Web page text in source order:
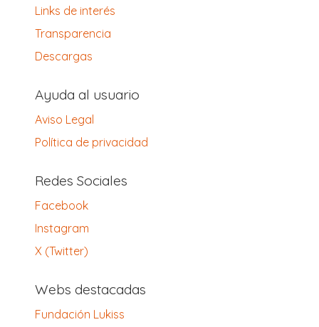
Links de interés
Transparencia
Descargas
Ayuda al usuario
Aviso Legal
Política de privacidad
Redes Sociales
Facebook
Instagram
X (Twitter)
Webs destacadas
Fundación Lukiss